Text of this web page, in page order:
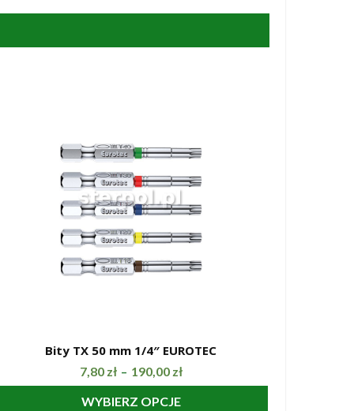
SZYBKI PODGLĄD
Bity TX 50 mm 1/4″ EUROTEC
7,80 zł – 190,00 zł
WYBIERZ OPCJE